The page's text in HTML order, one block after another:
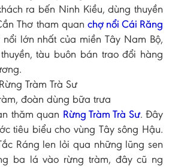
ra bến Ninh Kiều, dùng thuyền
Thơ tham quan chợ nổi Cái Răng
lớn nhất của miền Tây Nam Bộ,
tàu buôn bán trao đổi hàng
Tràm Trà Sư
đoàn dùng bữa trưa
thăm quan Rừng Tràm Trà Sư. Đây
tiêu biểu cho vùng Tây sông Hậu.
Ráng len lỏi qua những lũng sen
ba lá vào rừng tràm, đây cũ ng